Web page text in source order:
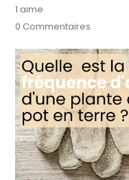
1 aime
0 Commentaires